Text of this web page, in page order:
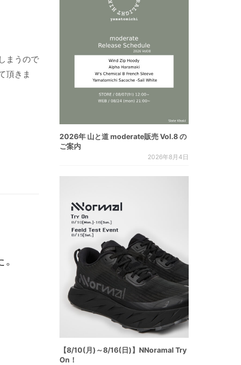
まうので
頂きま
2026年 山と道 moderate販売 Vol.8 の
ご案内
2026年8月4日
【8/10(月)～8/16(日)】NNoramal Try
On！